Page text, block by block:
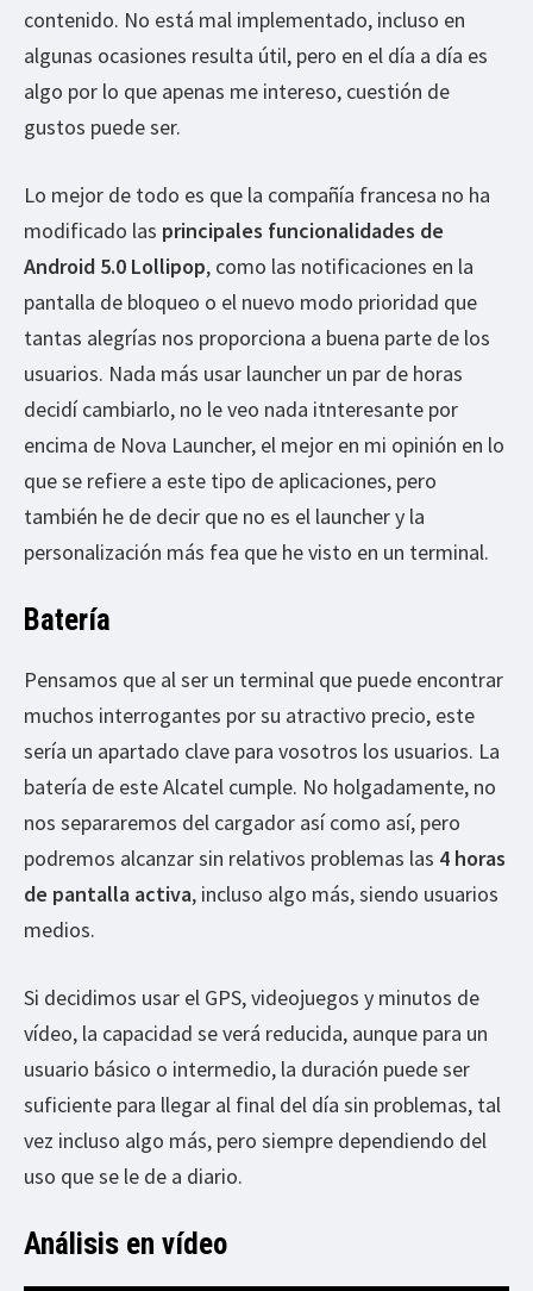
contenido. No está mal implementado, incluso en
algunas ocasiones resulta útil, pero en el día a día es
algo por lo que apenas me intereso, cuestión de
gustos puede ser.
Lo mejor de todo es que la compañía francesa no ha
modificado las principales funcionalidades de
Android 5.0 Lollipop, como las notificaciones en la
pantalla de bloqueo o el nuevo modo prioridad que
tantas alegrías nos proporciona a buena parte de los
usuarios. Nada más usar launcher un par de horas
decidí cambiarlo, no le veo nada itnteresante por
encima de Nova Launcher, el mejor en mi opinión en lo
que se refiere a este tipo de aplicaciones, pero
también he de decir que no es el launcher y la
personalización más fea que he visto en un terminal.
Batería
Pensamos que al ser un terminal que puede encontrar
muchos interrogantes por su atractivo precio, este
sería un apartado clave para vosotros los usuarios. La
batería de este Alcatel cumple. No holgadamente, no
nos separaremos del cargador así como así, pero
podremos alcanzar sin relativos problemas las 4 horas
de pantalla activa, incluso algo más, siendo usuarios
medios.
Si decidimos usar el GPS, videojuegos y minutos de
vídeo, la capacidad se verá reducida, aunque para un
usuario básico o intermedio, la duración puede ser
suficiente para llegar al final del día sin problemas, tal
vez incluso algo más, pero siempre dependiendo del
uso que se le de a diario.
Análisis en vídeo